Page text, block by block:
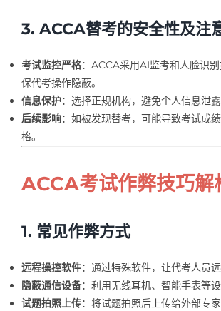
3. ACCA替考的安全性及注
考试监控严格：ACCA采用AI监考和人脸识
保代考操作隐蔽。
信息保护：选择正规机构，避免个人信息泄露
后续影响：如被发现替考，可能导致考试成
格。
ACCA考试作弊技巧解
1. 常见作弊方式
远程操控软件：通过特殊软件，让代考人员远
隐蔽通信设备：利用无线耳机、智能手表等设
试题拍照上传：将试题拍照后上传给外部专家